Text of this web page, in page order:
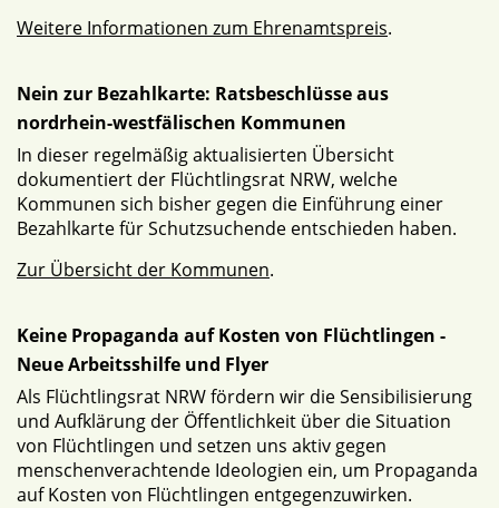
Weitere Informationen zum Ehrenamtspreis.
Nein zur Bezahlkarte: Ratsbeschlüsse aus
nordrhein-westfälischen Kommunen
In dieser regelmäßig aktualisierten Übersicht
dokumentiert der Flüchtlingsrat NRW, welche
Kommunen sich bisher gegen die Einführung einer
Bezahlkarte für Schutzsuchende entschieden haben.
Zur Übersicht der Kommunen.
Keine Propaganda auf Kosten von Flüchtlingen -
Neue Arbeitsshilfe und Flyer
Als Flüchtlingsrat NRW fördern wir die Sensibilisierung
und Aufklärung der Öffentlichkeit über die Situation
von Flüchtlingen und setzen uns aktiv gegen
menschenverachtende Ideologien ein, um Propaganda
auf Kosten von Flüchtlingen entgegenzuwirken.